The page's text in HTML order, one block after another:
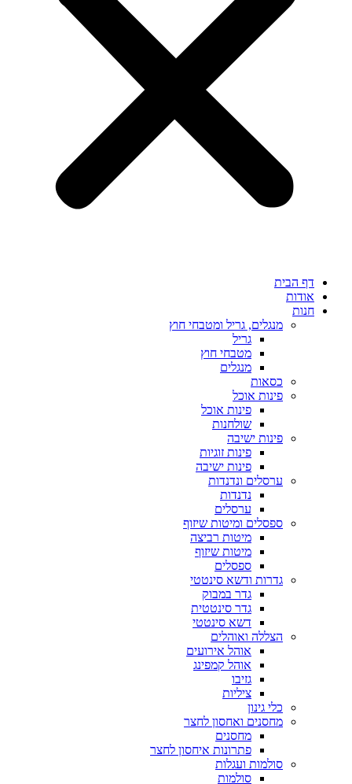
דף הבית
אודות
חנות
מנגלים, גריל ומטבחי חוץ
גריל
מטבחי חוץ
מנגלים
כסאות
פינות אוכל
פינות אוכל
שולחנות
פינות ישיבה
פינות זוגיות
פינות ישיבה
ערסלים ונדנדות
נדנדות
ערסלים
ספסלים ומיטות שיזוף
מיטות רביצה
מיטות שיזוף
ספסלים
גדרות ודשא סינטטי
גדר במבוק
גדר סינטטית
דשא סינטטי
הצללה ואוהלים
אוהל אירועים
אוהל קמפינג
גזיבו
ציליות
כלי גינון
מחסנים ואחסון לחצר
מחסנים
פתרונות איחסון לחצר
סולמות ועגלות
סולמות